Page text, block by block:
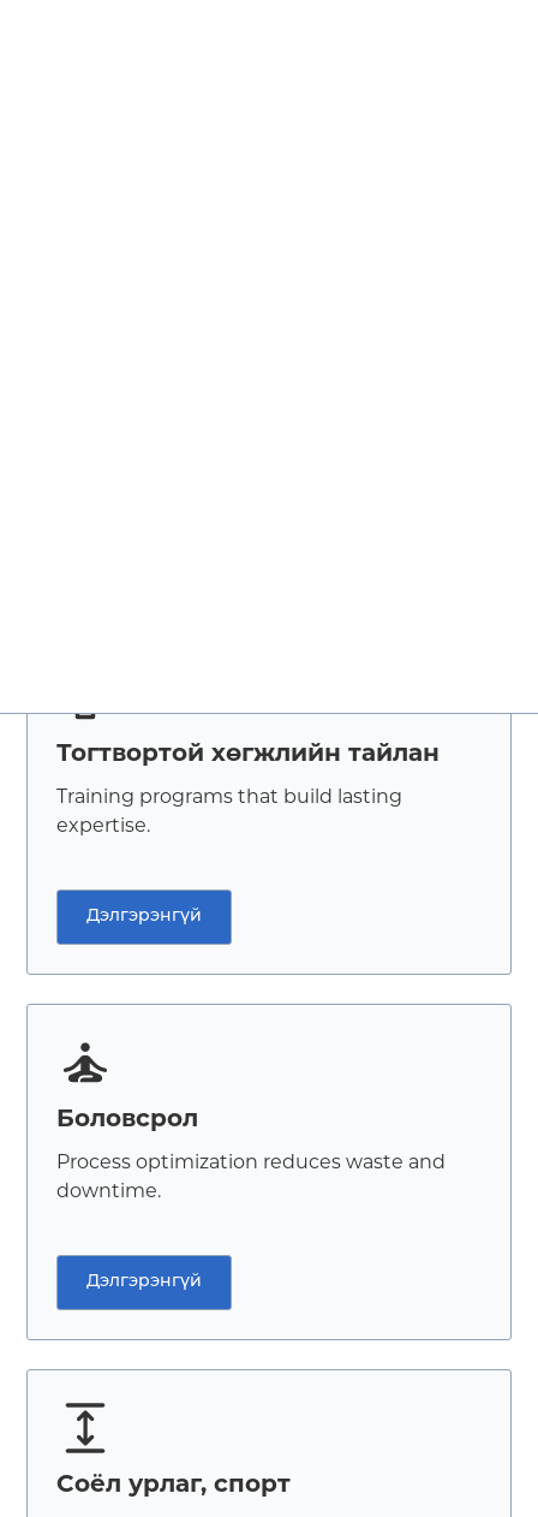
Тогтвортой хөгжлийн тайлан
Training programs that build lasting
expertise.
Дэлгэрэнгүй
Боловсрол
Process optimization reduces waste and
downtime.
Дэлгэрэнгүй
Соёл урлаг, спорт